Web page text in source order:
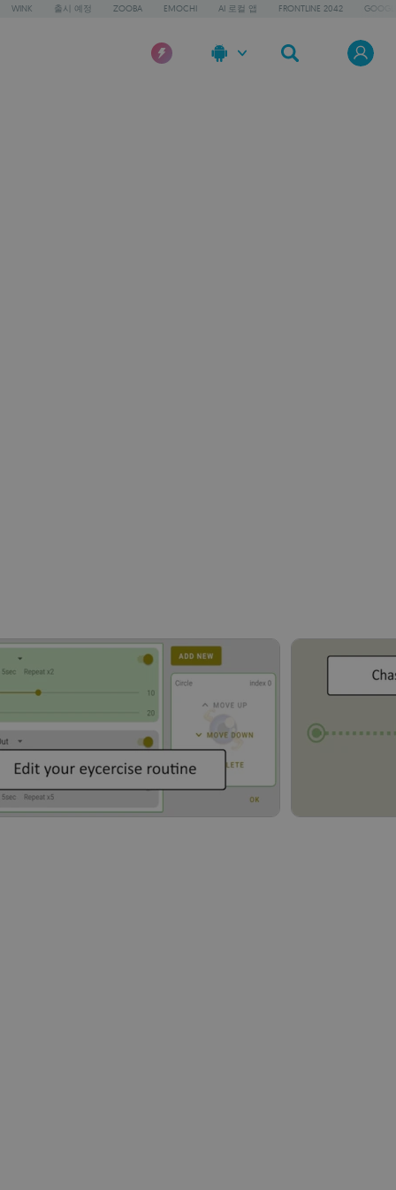
WINK 출시 예정 ZOOBA EMOCHI AI 로컬 앱 FRONTLINE 2042